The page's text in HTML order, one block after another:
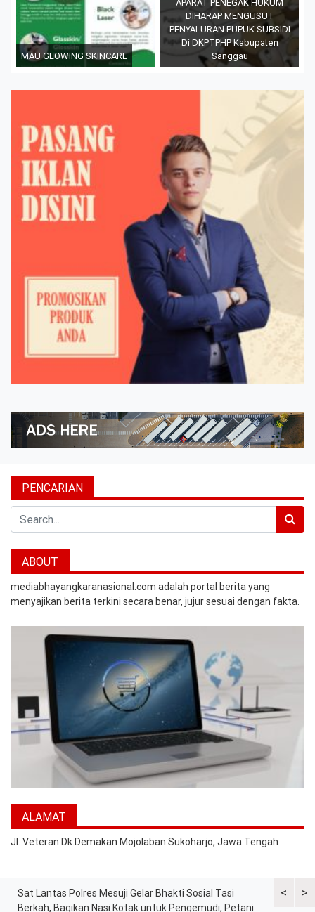
MAU GLOWING SKINCARE
APARAT PENEGAK HUKUM
DIHARAP MENGUSUT
PENYALURAN PUPUK SUBSIDI
Di DKPTPHP Kabupaten
Sanggau
PENCARIAN
ABOUT
mediabhayangkaranasional.com adalah portal berita yang
menyajikan berita terkini secara benar, jujur sesuai dengan fakta.
ALAMAT
Jl. Veteran Dk.Demakan Mojolaban Sukoharjo, Jawa Tengah
<
Sat Lantas Polres Mesuji Gelar Bhakti Sosial Tasi
Berkah, Bagikan Nasi Kotak untuk Pengemudi, Petani
Kapolres
>